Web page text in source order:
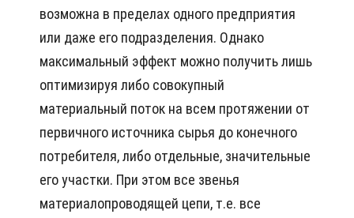
возможна в пределах одного предприятия
или даже его подразделения. Однако
максимальный эффект можно получить лишь
оптимизируя либо совокупный
материальный поток на всем протяжении от
первичного источника сырья до конечного
потребителя, либо отдельные, значительные
его участки. При этом все звенья
материалопроводящей цепи, т.е. все